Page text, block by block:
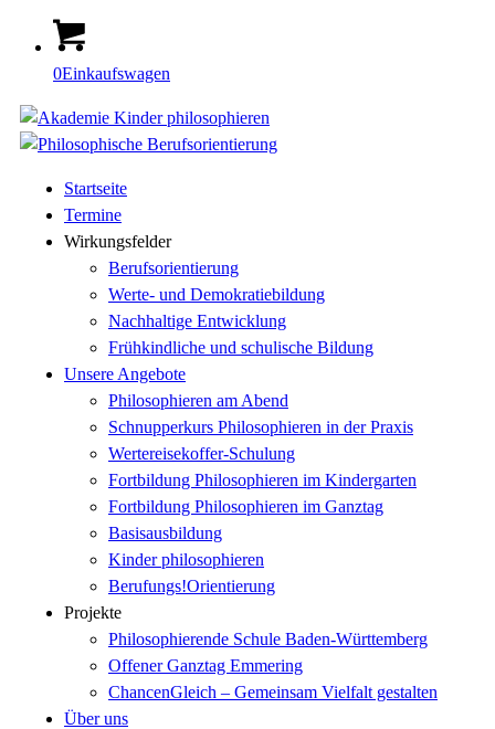
0Einkaufswagen
Startseite
Termine
Wirkungsfelder
Berufsorientierung
Werte- und Demokratiebildung
Nachhaltige Entwicklung
Frühkindliche und schulische Bildung
Unsere Angebote
Philosophieren am Abend
Schnupperkurs Philosophieren in der Praxis
Wertereisekoffer-Schulung
Fortbildung Philosophieren im Kindergarten
Fortbildung Philosophieren im Ganztag
Basisausbildung
Kinder philosophieren
Berufungs!Orientierung
Projekte
Philosophierende Schule Baden-Württemberg
Offener Ganztag Emmering
ChancenGleich – Gemeinsam Vielfalt gestalten
Über uns